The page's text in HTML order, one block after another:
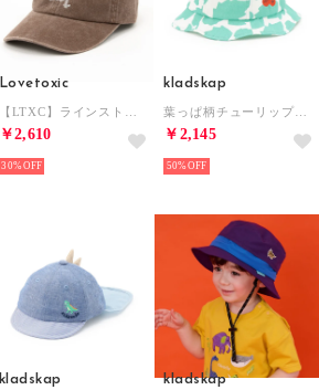
Lovetoxic
￥2,610
30%
kladskap
￥2,145
50%
kladskap kladskap